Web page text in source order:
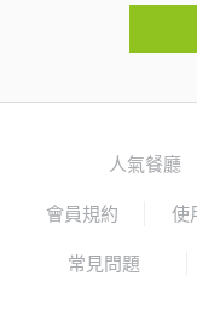
人氣餐廳
會員規約 使
常見問題